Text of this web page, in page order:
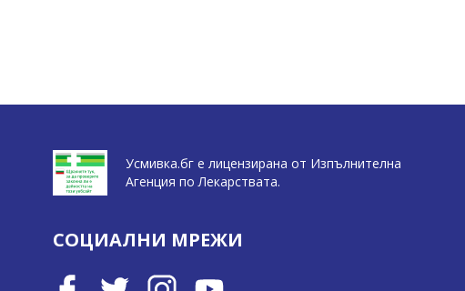
Усмивка.бг е лицензирана от Изпълнителна
Агенция по Лекарствата.
СОЦИАЛНИ МРЕЖИ